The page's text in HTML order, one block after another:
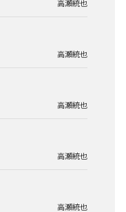
高瀬統也
高瀬統也
高瀬統也
高瀬統也
高瀬統也